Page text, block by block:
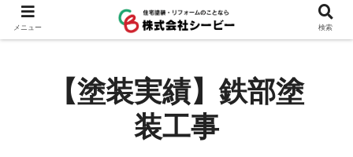
【塗装実績】鉄部塗
装工事
メニュー 検索